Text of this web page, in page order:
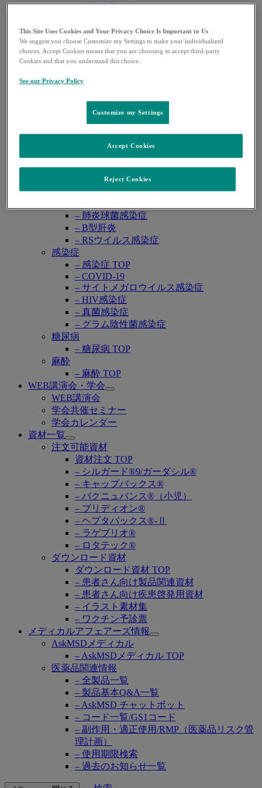
レカルブリオ®
ロタテック®
領域別情報
Open
submenu
悪性腫瘍
– 婦人科癌
– 消化器癌
肺高血圧症
– PAH（肺動脈性肺高血圧症）
ワクチン・予防抗体薬
– ワクチン・予防抗体薬 TOP
– 子宮頸がん・HPV関連疾患
– 肺炎球菌感染症
– B型肝炎
– RSウイルス感染症
感染症
– 感染症 TOP
– COVID-19
– サイトメガロウイルス感染症
– HIV感染症
– 真菌感染症
– グラム陰性菌感染症
糖尿病
– 糖尿病 TOP
麻酔
– 麻酔 TOP
WEB講演会・学会
Open
WEB講演会
学会共催セミナー
学会カレンダー
資材一覧
Open
submenu
注文可能資材
資材注文 TOP
– シルガード®9/ガーダシル®
– キャップバックス®
– バクニュバンス®（小児）
– ブリディオン®
– ヘプタバックス®-Ⅱ
– ラゲブリオ®
– ロタテック®
ダウンロード資材
ダウンロード資材 TOP
– 患者さん向け製品関連資材
– 患者さん向け疾患啓発用資材
– イラスト素材集
– ワクチン予診票
メディカルアフェアーズ情報
Open
AskMSDメディカル
– AskMSDメディカル TOP
医薬品関連情報
– 全製品一覧
– 製品基本Q&A一覧
– AskMSD チャットボット
– コード一覧/GS1コード
– 副作用・適正使用/RMP（医薬品リスク管
理計画）
– 使用期限検索
– 過去のお知らせ一覧
This Site Uses Cookies and Your Privacy Choice Is Important to Us
We suggest you choose Customize my Settings to make your individualized
choices. Accept Cookies means that you are choosing to accept third-party
Cookies and that you understand this choice.
See our Privacy Policy
Customize my Settings
Reject Cookies
Accept Cookies